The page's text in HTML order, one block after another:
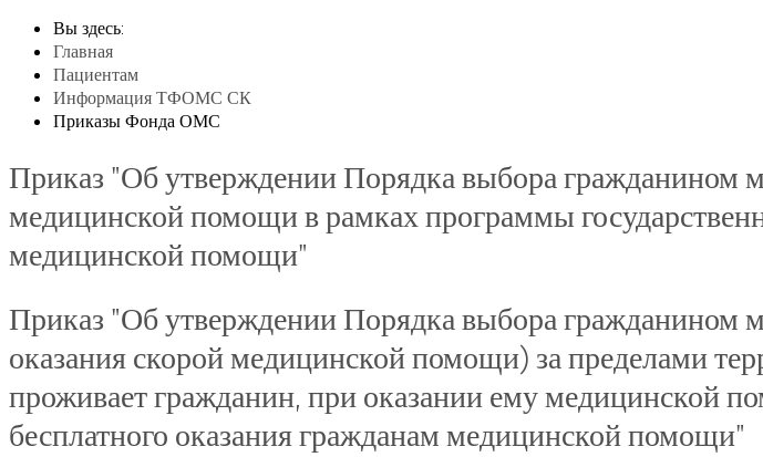
Вы здесь:
Главная
Пациентам
Информация ТФОМС СК
Приказы Фонда ОМС
Приказ "Об утверждении Порядка выбора гражданином
медицинской помощи в рамках программы
медицинской помощи"
Приказ "Об утверждении Порядка выбора гражданином
оказания скорой медицинской помощи) за пределами
проживает гражданин, при оказании ему медицинской
бесплатного оказания гражданам медицинской помощи"